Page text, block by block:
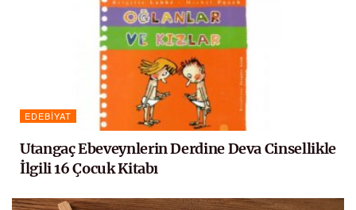
EDEBIYAT
Utangaç Ebeveynlerin Derdine Deva Cinsellikle
İlgili 16 Çocuk Kitabı